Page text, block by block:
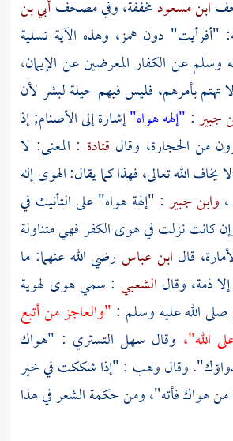
ابن مسعودمخففة، وفي مصحفأبي بن
"أفرأيت" دون همز، وهذه الآية تسلية
وسلم عن الكفار المعرضين عن الإيمان،
بأمرهم، فليس فيهم حيلة لبشر لأن
جبير: "إلهه هواه"إشارة إلى الأصنام; إذ
من الحجارة، وقال قتادة : المعنى: لا
يخاف الله تعالى، فهذا كما يقال: الهوى إله
، وابن جبير : "إلهة هواه" على التأنيث في
كانت نزلت في هوى الكفر فهي متناولة
قال ابن عباسرضي الله عنهما: ما
ذمة، وقال الشعبي : سمي هوى لهوية
الله عليه وسلم : "والعاجز من أتبع
الله"، وقال سهل التستري : "هواك
وقالوهب : "إذا شككت في خير
من هواك فأته"، ومن حكمة الشعر في هذا